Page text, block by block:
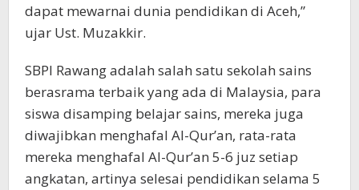
dapat mewarnai dunia pendidikan di Aceh,”
ujar Ust. Muzakkir.
SBPI Rawang adalah salah satu sekolah sains
berasrama terbaik yang ada di Malaysia, para
siswa disamping belajar sains, mereka juga
diwajibkan menghafal Al-Qur’an, rata-rata
mereka menghafal Al-Qur’an 5-6 juz setiap
angkatan, artinya selesai pendidikan selama 5